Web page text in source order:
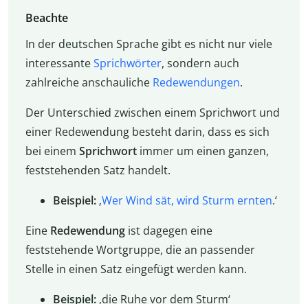
Beachte
In der deutschen Sprache gibt es nicht nur viele
interessanteSprichwörter, sondern auch
zahlreiche anschauliche Redewendungen.
Der Unterschied zwischen einem Sprichwort und
einer Redewendung besteht darin, dass es sich
bei einem Sprichwortimmer um einen ganzen,
feststehenden Satz handelt.
Beispiel:‚Wer Wind sät, wird Sturm ernten.‘
EineRedewendungist dagegen eine
feststehende Wortgruppe, die an passender
Stelle in einen Satz eingefügt werden kann.
Beispiel:‚die Ruhe vor dem Sturm‘